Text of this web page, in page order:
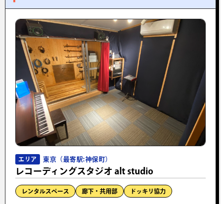
エリア 東京（最寄駅:神保町）
レコーディングスタジオ alt studio
レンタルスペース 廊下・共用部 ドッキリ協力